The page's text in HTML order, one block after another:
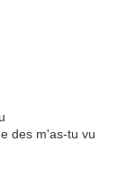
des m'as-tu vu